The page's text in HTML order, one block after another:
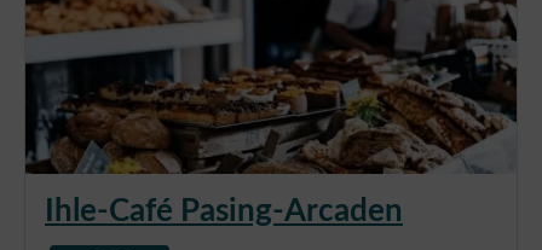
Ihle-Café Pasing-Arcaden